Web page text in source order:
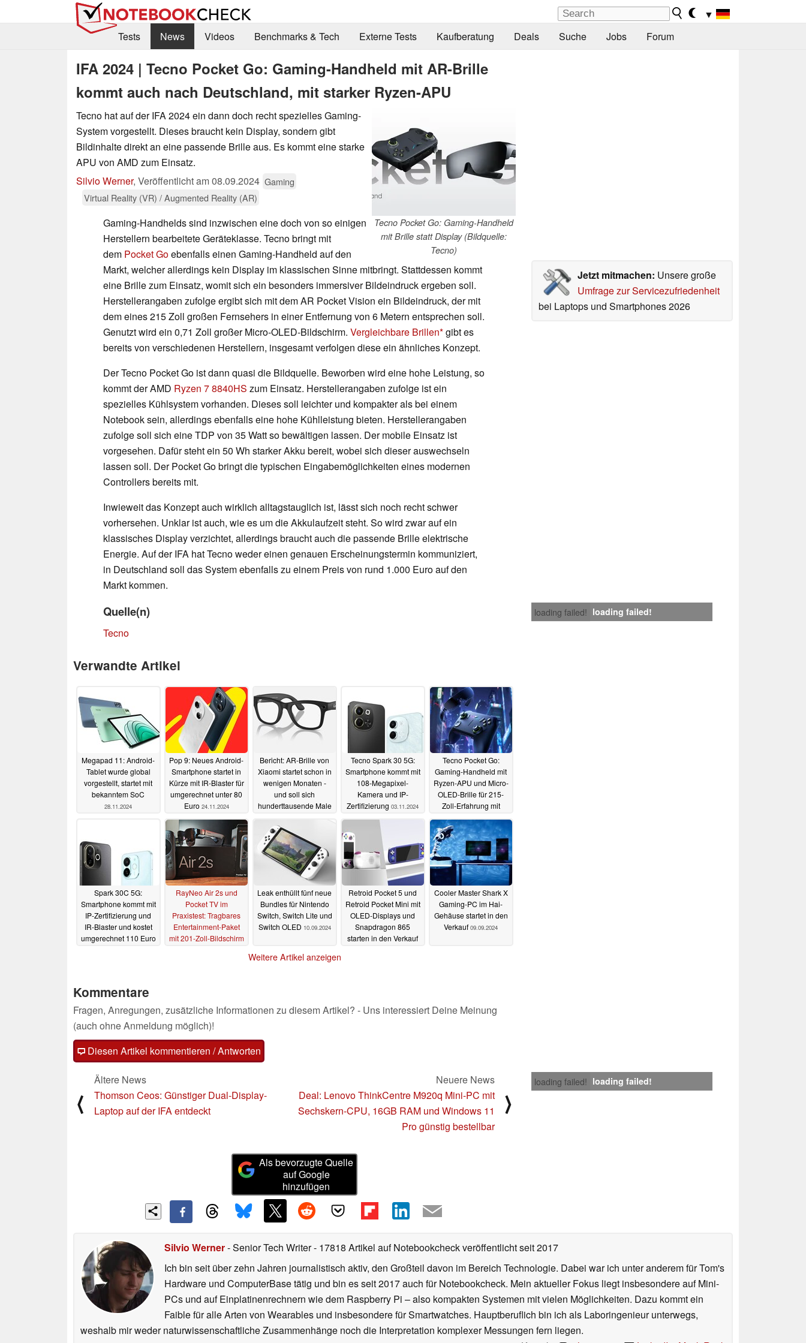
▼
Tests
News Videos Benchmarks & Tech Externe Tests Kaufberatung Deals Suche Jobs Forum
IFA 2024 | Tecno Pocket Go: Gaming-Handheld mit AR-Brille
kommt auch nach Deutschland, mit starker Ryzen-APU
Tecno Pocket Go: Gaming-Handheld
mit Brille statt Display (Bildquelle:
Tecno)
Tecno hat auf der IFA 2024 ein dann doch recht spezielles Gaming-
System vorgestellt. Dieses braucht kein Display, sondern gibt
Bildinhalte direkt an eine passende Brille aus. Es kommt eine starke
APU von AMD zum Einsatz.
Silvio Werner, Veröffentlicht am08.09.2024 Gaming
Virtual Reality (VR) / Augmented Reality (AR)
Jetzt mitmachen: Unsere große
Umfrage zur Servicezufriedenheit
bei Laptops und Smartphones 2026
Gaming-Handhelds sind inzwischen eine doch von so einigen
Herstellern bearbeitete Geräteklasse. Tecno bringt mit
dem Pocket Goebenfalls einen Gaming-Handheld auf den
Markt, welcher allerdings kein Display im klassischen Sinne mitbringt. Stattdessen kommt
eine Brille zum Einsatz, womit sich ein besonders immersiver Bildeindruck ergeben soll.
Herstellerangaben zufolge ergibt sich mit dem AR Pocket Vision ein Bildeindruck, der mit
dem eines 215 Zoll großen Fernsehers in einer Entfernung von 6 Metern entsprechen soll.
Genutzt wird ein 0,71 Zoll großer Micro-OLED-Bildschirm. Vergleichbare Brillen gibt es
bereits von verschiedenen Herstellern, insgesamt verfolgen diese ein ähnliches Konzept.
Der Tecno Pocket Go ist dann quasi die Bildquelle. Beworben wird eine hohe Leistung, so
kommt der AMD Ryzen 7 8840HS zum Einsatz. Herstellerangaben zufolge ist ein
spezielles Kühlsystem vorhanden. Dieses soll leichter und kompakter als bei einem
Notebook sein, allerdings ebenfalls eine hohe Kühlleistung bieten. Herstellerangaben
zufolge soll sich eine TDP von 35 Watt so bewältigen lassen. Der mobile Einsatz ist
vorgesehen. Dafür steht ein 50 Wh starker Akku bereit, wobei sich dieser auswechseln
lassen soll. Der Pocket Go bringt die typischen Eingabemöglichkeiten eines modernen
Controllers bereits mit.
Inwieweit das Konzept auch wirklich alltagstauglich ist, lässt sich noch recht schwer
vorhersehen. Unklar ist auch, wie es um die Akkulaufzeit steht. So wird zwar auf ein
klassisches Display verzichtet, allerdings braucht auch die passende Brille elektrische
Energie. Auf der IFA hat Tecno weder einen genauen Erscheinungstermin kommuniziert,
in Deutschland soll das System ebenfalls zu einem Preis von rund 1.000 Euro auf den
Markt kommen.
loading failed! loading failed!
Quelle(n)
Tecno
Verwandte Artikel
Megapad 11: Android-
Tablet wurde global
vorgestellt, startet mit
bekanntem SoC
28.11.2024
Pop 9: Neues Android-
Smartphone startet in
Kürze mit IR-Blaster für
umgerechnet unter 80
Euro 24.11.2024
Bericht: AR-Brille von
Xiaomi startet schon in
wenigen Monaten -
und soll sich
hunderttausende Male
14.11.2024
Tecno Spark 30 5G:
Smartphone kommt mit
108-Megapixel-
Kamera und IP-
Zertifizierung 03.11.2024
Tecno Pocket Go:
Gaming-Handheld mit
Ryzen-APU und Micro-
OLED-Brille für 215-
Zoll-Erfahrung mit
17.10.2024
Spark 30C 5G:
Smartphone kommt mit
IP-Zertifizierung und
IR-Blaster und kostet
umgerechnet 110 Euro
RayNeo Air 2s und
Pocket TV im
Praxistest: Tragbares
Entertainment-Paket
mit 201-Zoll-Bildschirm
Leak enthüllt fünf neue
Bundles für Nintendo
Switch, Switch Lite und
Switch OLED 10.09.2024
Retroid Pocket 5 und
Retroid Pocket Mini mit
OLED-Displays und
Snapdragon 865
starten in den Verkauf
Cooler Master Shark X
Gaming-PC im Hai-
Gehäuse startet in den
Verkauf 09.09.2024
Weitere Artikel anzeigen
Kommentare
Fragen, Anregungen, zusätzliche Informationen zu diesem Artikel? - Uns interessiert Deine Meinung
(auch ohne Anmeldung möglich)!
Diesen Artikel kommentieren / Antworten
loading failed! loading failed!
⟨
Ältere News
Thomson Ceos: Günstiger Dual-Display-
Laptop auf der IFA entdeckt
Neuere News
Deal: Lenovo ThinkCentre M920q Mini-PC mit
Sechskern-CPU, 16GB RAM und Windows 11
Pro günstig bestellbar
⟩
Als bevorzugte Quelle
auf Google
hinzufügen
Silvio Werner- Senior Tech Writer- 17818 Artikel auf Notebookcheck veröffentlichtseit 2017
Ich bin seit über zehn Jahren journalistisch aktiv, den Großteil davon im Bereich Technologie. Dabei war ich unter anderem für Tom's
Hardware und ComputerBase tätig und bin es seit 2017 auch für Notebookcheck. Mein aktueller Fokus liegt insbesondere auf Mini-
PCs und auf Einplatinenrechnern wie dem Raspberry Pi – also kompakten Systemen mit vielen Möglichkeiten. Dazu kommt ein
Faible für alle Arten von Wearables und insbesondere für Smartwatches. Hauptberuflich bin ich als Laboringenieur unterwegs,
weshalb mir weder naturwissenschaftliche Zusammenhänge noch die Interpretation komplexer Messungen fern liegen.